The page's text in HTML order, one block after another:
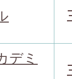
デミ